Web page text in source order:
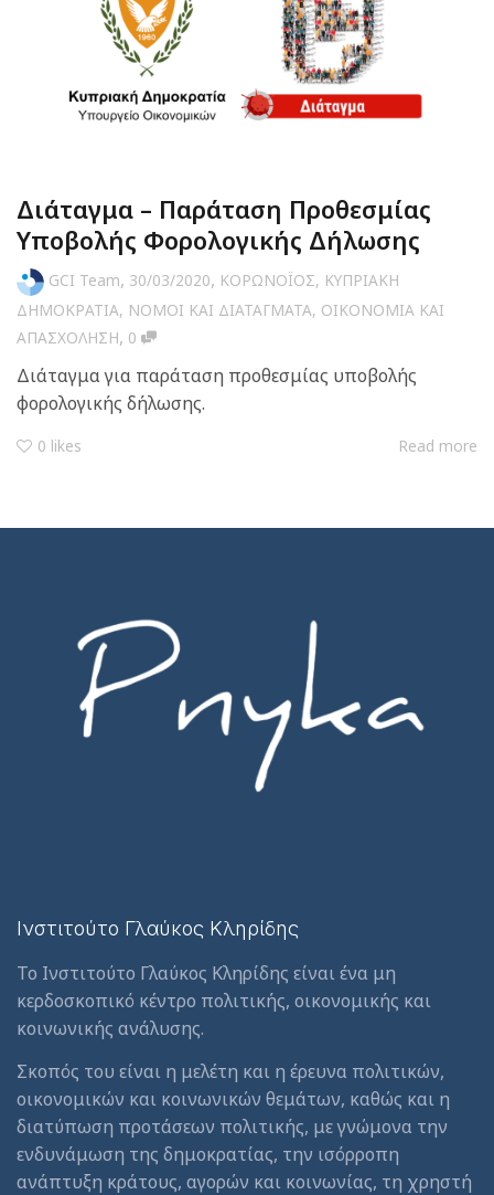
Διάταγμα – Παράταση Προθεσμίας
Υποβολής Φορολογικής Δήλωσης
GCI Team, 30/03/2020, ΚΟΡΩΝΟΪΟΣ, ΚΥΠΡΙΑΚΗ
ΔΗΜΟΚΡΑΤΙΑ, ΝΟΜΟΙ ΚΑΙ ΔΙΑΤΑΓΜΑΤΑ, ΟΙΚΟΝΟΜΙΑ ΚΑΙ
ΑΠΑΣΧΟΛΗΣΗ, 0
Διάταγμα για παράταση προθεσμίας υποβολής
φορολογικής δήλωσης.
0 likes Read more
Ινστιτούτο Γλαύκος Κληρίδης
Το Ινστιτούτο Γλαύκος Κληρίδης είναι ένα μη
κερδοσκοπικό κέντρο πολιτικής, οικονομικής και
κοινωνικής ανάλυσης.
Σκοπός του είναι η μελέτη και η έρευνα πολιτικών,
οικονομικών και κοινωνικών θεμάτων, καθώς και η
διατύπωση προτάσεων πολιτικής, με γνώμονα την
ενδυνάμωση της δημοκρατίας, την ισόρροπη
ανάπτυξη κράτους, αγορών και κοινωνίας, τη χρηστή